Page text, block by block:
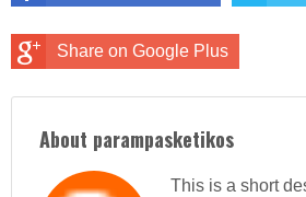
Share on Google Plus
About parampasketikos
This is a short